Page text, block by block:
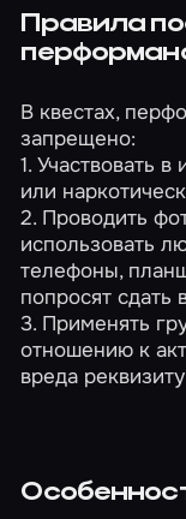
Правила
В квестах,
запрещено:
1. Участвовать
или
2. Проводить
использовать
телефоны,
попросят сдать
3. Применять
отношению к
вреда